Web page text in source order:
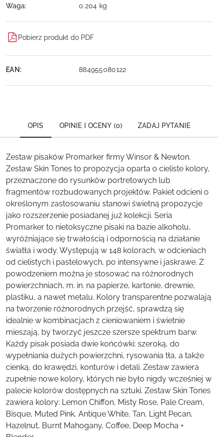
Waga: 0.204 kg
Pobierz produkt do PDF
EAN: 884955080122
OPIS OPINIE I OCENY (0) ZADAJ PYTANIE
Zestaw pisaków Promarker firmy Winsor & Newton.
Zestaw Skin Tones to propozycja oparta o cieliste kolory,
przeznaczone do rysunków portretowych lub
fragmentów rozbudowanych projektów. Pakiet odcieni o
określonym zastosowaniu stanowi świetną propozycje
jako rozszerzenie posiadanej już kolekcji. Seria
Promarker to nietoksyczne pisaki na bazie alkoholu,
wyróżniające się trwałością i odpornością na działanie
światła i wody. Występują w 148 kolorach, w odcieniach
od cielistych i pastelowych, po intensywne i jaskrawe. Z
powodzeniem można je stosować na różnorodnych
powierzchniach, m. in. na papierze, kartonie, drewnie,
plastiku, a nawet metalu. Kolory transparentne pozwalają
na tworzenie różnorodnych przejść, sprawdzą się
idealnie w kombinacjach z cieniowaniem i świetnie
mieszają, by tworzyć jeszcze szersze spektrum barw.
Każdy pisak posiada dwie końcówki: szeroką, do
wypełniania dużych powierzchni, rysowania tła, a także
cienką, do krawędzi, konturów i detali. Zestaw zawiera
zupełnie nowe kolory, których nie było nigdy wcześniej w
palecie kolorów dostępnych na sztuki. Zestaw Skin Tones
zawiera kolory: Lemon Chiffon, Misty Rose, Pale Cream,
Bisque, Muted Pink, Antique White, Tan, Light Pecan,
Hazelnut, Burnt Mahogany, Coffee, Deep Mocha +